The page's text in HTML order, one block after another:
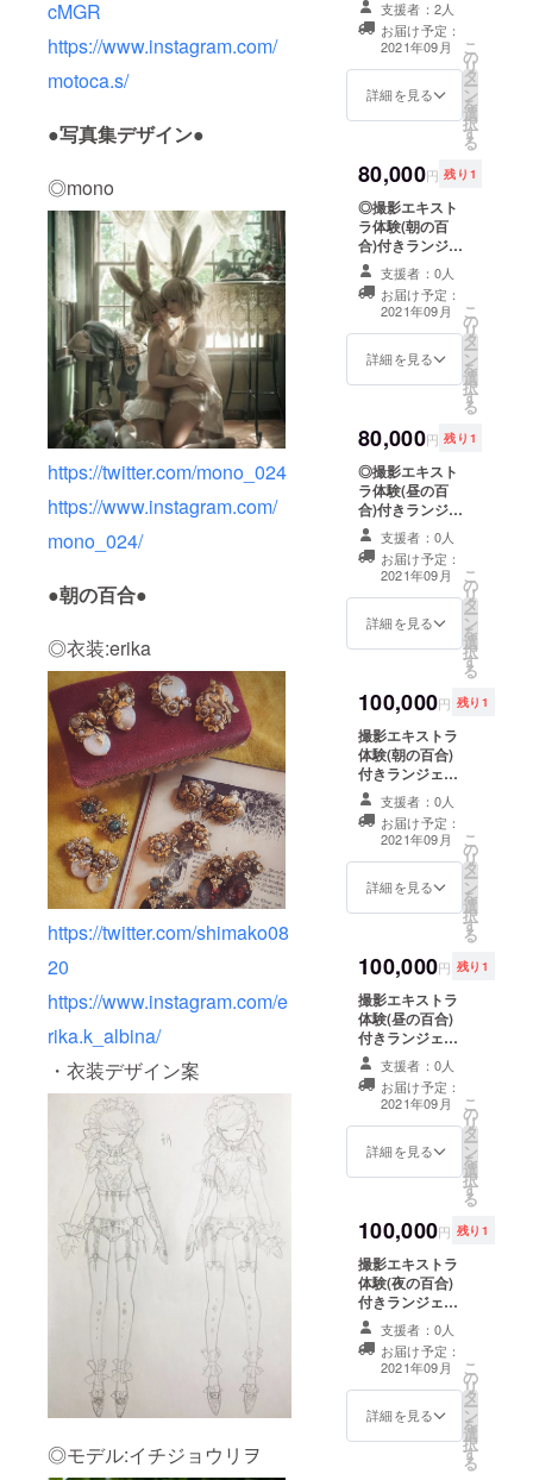
cMGR
https://www.instagram.com/
motoca.s/
●写真集デザイン●
◎mono
https://twitter.com/mono_024
https://www.instagram.com/
mono_024/
●朝の百合●
◎衣装:erika
https://twitter.com/shimako08
20
https://www.instagram.com/e
rika.k_albina/
・衣装デザイン案
◎モデル:イチジョウリヲ
の現像で使った3
つのプリセット
（xmp）付きの
ランジェリー百
合写真集
支援者：2人
お届け予定：
2021年09月
詳細を見る
こ
の
リ
タ
ー
ン
を
選
択
す
る
80,000円 残り1
◎撮影エキスト
ラ体験(朝の百
合)付きランジェ
リー百合写真集
(ブロマイド付
き) 6/7の14時～
20時、 下着の衣
装で参加できる
女性の方限定
と手数料を引い
た額を返金させ
て頂きます）で
撮影にエキスト
ラ(顔は殆ど写り
ません)として参
加して頂けま
す。
支援者：0人
お届け予定：
2021年09月
詳細を見る
こ
の
リ
タ
ー
ン
を
選
択
す
る
80,000円 残り1
◎撮影エキスト
ラ体験(昼の百
合)付きランジェ
リー百合写真集
(ブロマイド付
き) 6/5の11時～
17時、 下着の衣
装で参加できる
女性の方限定
と手数料を引い
た額を返金させ
て頂きます）で
撮影にエキスト
ラ(顔は殆ど写り
ません)として参
加して頂けま
す。
支援者：0人
お届け予定：
2021年09月
詳細を見る
こ
の
リ
タ
ー
ン
を
選
択
す
る
100,000円 残り1
撮影エキストラ
体験(朝の百合)
付きランジェ
リー百合写真集
(ブロマイド付
き) 6/7の14時～
20時、下着の衣
装で参加できる
女性の方限定
と手数料を引い
た額を返金させ
て頂きます）で
撮影にエキスト
ラ(顔は殆ど写り
ません)として参
加して頂き、ピ
ンの写真1枚を
motocaが撮影
時は持参された
衣装を着て頂い
(希望しないこと
も可能)に可愛く
レタッチし、後
日データでお渡
しします。※後か
らの顔面の加工
具合の変更は出
来ません、また
ご自身での追加
させて頂いてい
ますのでご了承
支援者：0人
お届け予定：
2021年09月
詳細を見る
こ
の
リ
タ
ー
ン
を
選
択
す
る
100,000円 残り1
撮影エキストラ
体験(昼の百合)
付きランジェ
リー百合写真集
(ブロマイド付
き) 6/5の11時～
17時、下着の衣
装で参加できる
女性の方限定
と手数料を引い
た額を返金させ
て頂きます）で
撮影にエキスト
ラ(顔は殆ど写り
ません)として参
加して頂き、ピ
ンの写真1枚を
motocaが撮影
時は持参された
衣装を着て頂い
支援者：0人
お届け予定：
2021年09月
詳細を見る
こ
の
リ
タ
ー
ン
を
選
択
す
る
100,000円 残り1
撮影エキストラ
体験(夜の百合)
付きランジェ
リー百合写真集
(ブロマイド付
き) 5/6の16時半
～22時半、下着
の衣装で参加で
きる女性の方限
支援者：0人
お届け予定：
2021年09月
詳細を見る
こ
の
リ
タ
ー
ン
を
選
択
す
る